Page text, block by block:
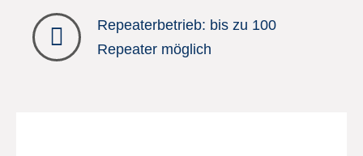
Repeaterbetrieb: bis zu 100
Repeater möglich